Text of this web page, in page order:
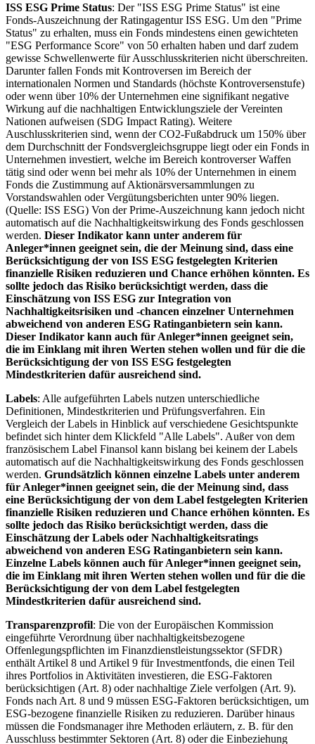
ISS ESG Prime Status: Der "ISS ESG Prime Status" ist eine
Fonds-Auszeichnung der Ratingagentur ISS ESG. Um den "Prime
Status" zu erhalten, muss ein Fonds mindestens einen gewichteten
"ESG Performance Score" von 50 erhalten haben und darf zudem
gewisse Schwellenwerte für Ausschlusskriterien nicht überschreiten.
Darunter fallen Fonds mit Kontroversen im Bereich der
internationalen Normen und Standards (höchste Kontroversenstufe)
oder wenn über 10% der Unternehmen eine signifikant negative
Wirkung auf die nachhaltigen Entwicklungsziele der Vereinten
Nationen aufweisen (SDG Impact Rating). Weitere
Auschlusskriterien sind, wenn der CO2-Fußabdruck um 150% über
dem Durchschnitt der Fondsvergleichsgruppe liegt oder ein Fonds in
Unternehmen investiert, welche im Bereich kontroverser Waffen
tätig sind oder wenn bei mehr als 10% der Unternehmen in einem
Fonds die Zustimmung auf Aktionärsversammlungen zu
Vorstandswahlen oder Vergütungsberichten unter 90% liegen.
(Quelle: ISS ESG) Von der Prime-Auszeichnung kann jedoch nicht
automatisch auf die Nachhaltigkeitswirkung des Fonds geschlossen
werden. Dieser Indikator kann unter anderem für
Anleger*innen geeignet sein, die der Meinung sind, dass eine
Berücksichtigung der von ISS ESG festgelegten Kriterien
finanzielle Risiken reduzieren und Chance erhöhen könnten. Es
sollte jedoch das Risiko berücksichtigt werden, dass die
Einschätzung von ISS ESG zur Integration von
Nachhaltigkeitsrisiken und -chancen einzelner Unternehmen
abweichend von anderen ESG Ratinganbietern sein kann.
Dieser Indikator kann auch für Anleger*innen geeignet sein,
die im Einklang mit ihren Werten stehen wollen und für die die
Berücksichtigung der von ISS ESG festgelegten
Mindestkriterien dafür ausreichend sind.
Labels: Alle aufgeführten Labels nutzen unterschiedliche
Definitionen, Mindestkriterien und Prüfungsverfahren. Ein
Vergleich der Labels in Hinblick auf verschiedene Gesichtspunkte
befindet sich hinter dem Klickfeld "Alle Labels". Außer von dem
französischem Label Finansol kann bislang bei keinem der Labels
automatisch auf die Nachhaltigkeitswirkung des Fonds geschlossen
werden. Grundsätzlich können einzelne Labels unter anderem
für Anleger*innen geeignet sein, die der Meinung sind, dass
eine Berücksichtigung der von dem Label festgelegten Kriterien
finanzielle Risiken reduzieren und Chance erhöhen könnten. Es
sollte jedoch das Risiko berücksichtigt werden, dass die
Einschätzung der Labels oder Nachhaltigkeitsratings
abweichend von anderen ESG Ratinganbietern sein kann.
Einzelne Labels können auch für Anleger*innen geeignet sein,
die im Einklang mit ihren Werten stehen wollen und für die die
Berücksichtigung der von dem Label festgelegten
Mindestkriterien dafür ausreichend sind.
Transparenzprofil: Die von der Europäischen Kommission
eingeführte Verordnung über nachhaltigkeitsbezogene
Offenlegungspflichten im Finanzdienstleistungssektor (SFDR)
enthält Artikel 8 und Artikel 9 für Investmentfonds, die einen Teil
ihres Portfolios in Aktivitäten investieren, die ESG-Faktoren
berücksichtigen (Art. 8) oder nachhaltige Ziele verfolgen (Art. 9).
Fonds nach Art. 8 und 9 müssen ESG-Faktoren berücksichtigen, um
ESG-bezogene finanzielle Risiken zu reduzieren. Darüber hinaus
müssen die Fondsmanager ihre Methoden erläutern, z. B. für den
Ausschluss bestimmter Sektoren (Art. 8) oder die Einbeziehung